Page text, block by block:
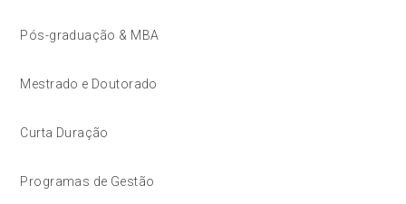
Pós-graduação & MBA
Mestrado e Doutorado
Curta Duração
Programas de Gestão